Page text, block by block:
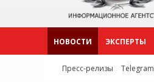
НОВОСТИ ЭКСПЕРТЫ
Пресс-релизы Telegram